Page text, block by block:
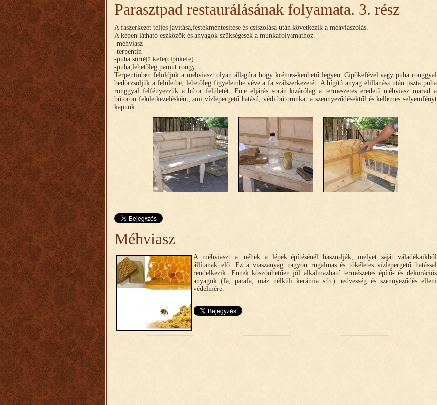
Parasztpad restaurálásának folyamata. 3. rész
A faszerkezet teljes javítása,festékmentesítése és csiszolása után következik a méhviaszolás.
A képen látható eszközök és anyagok szükségesek a munkafolyamathoz.
-méhviasz
-terpentin
-puha sörtéjű kefe(cipőkefe)
-puha,lehetőleg pamut rongy
Terpentinben feloldjuk a méhviaszt olyan állagúra hogy krémes-kenhető legyen. Cipőkefével vagy puha ronggyal
bedörzsöljük a felületbe, lehetőleg figyelembe véve a fa szálszerkezetét. A hígító anyag elillanása után tiszta puha
ronggyal felfényezzük a bútor felületét. Eme eljárás során kizárólag a természetes eredetű méhviasz marad a
bútoron felületkezelésként, ami vízlepergető hatású, védi bútorunkat a szennyeződésektől és kellemes selyemfényt
kapunk .
Méhviasz
A méhviaszt a méhek a lépek építésénél használják, melyet saját váladékaikból
állítanak elő. Ez a viaszanyag nagyon rugalmas és tökéletes vízlepergető hatással
rendelkezik. Ennek köszönhetően jól alkalmazható természetes építő- és dekorációs
anyagok (fa, parafa, máz nélküli kerámia stb.) nedvesség és szennyeződés elleni
védelmére.